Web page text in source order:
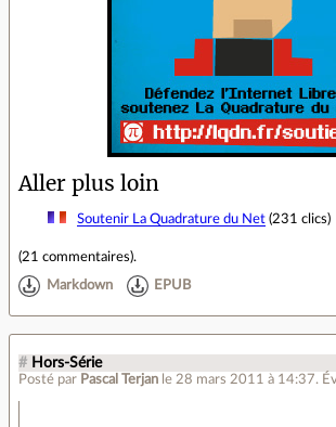
Aller plus loin
Soutenir La Quadrature du Net(231 clics)
(21 commentaires).
Markdown EPUB
# Hors-Série
Posté par Pascal Terjan le 28 mars 2011 à 14:37.